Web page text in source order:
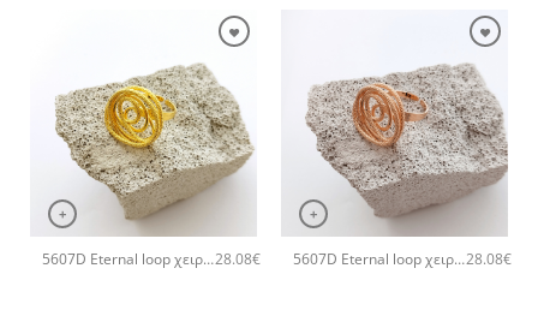
+
5607D Eternal loop χειροποίητο δαχτυλιδι Catherine bijoux Χρυσό28.08€
+
5607D Eternal loop χειροποίητο δαχτυλιδι Catherine bijoux Ροζ χρυσό28.08€